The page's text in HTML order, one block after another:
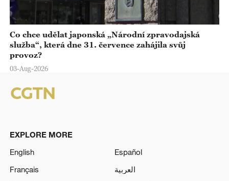
Co chce udělat japonská „Národní zpravodajská
služba“, která dne 31. července zahájila svůj
provoz?
03-Aug-2026
EXPLORE MORE
English
Español
Français
العربية